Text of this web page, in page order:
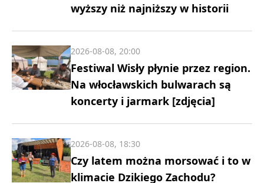
wyższy niż najniższy w historii
Festiwal Wisły płynie przez region.
Na włocławskich bulwarach są
koncerty i jarmark [zdjęcia]
2026-08-08, 20:00
Czy latem można morsować i to w
klimacie Dzikiego Zachodu?
2026-08-08, 18:30